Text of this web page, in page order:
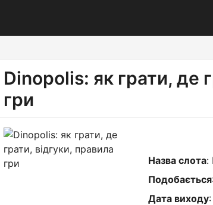
Dinopolis: як грати, де
гри
Назва слота:
Подобається
Дата виходу